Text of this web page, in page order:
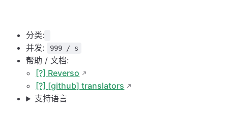
分类:
并发:
999 / s
帮助 / 文档:
[?] Reverso
[?] [github] translators
支持语言